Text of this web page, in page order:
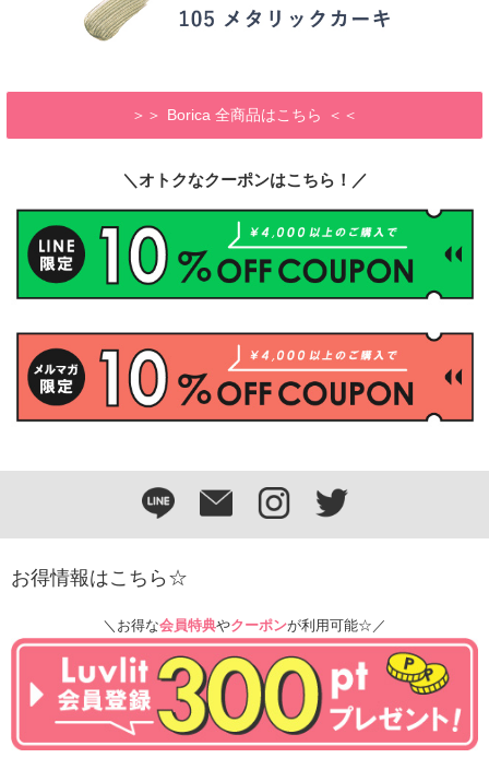
Borica 全商品はこちら
＼オトクなクーポンはこちら！／
お得情報はこちら☆
＼お得な会員特典やクーポンが利用可能☆／